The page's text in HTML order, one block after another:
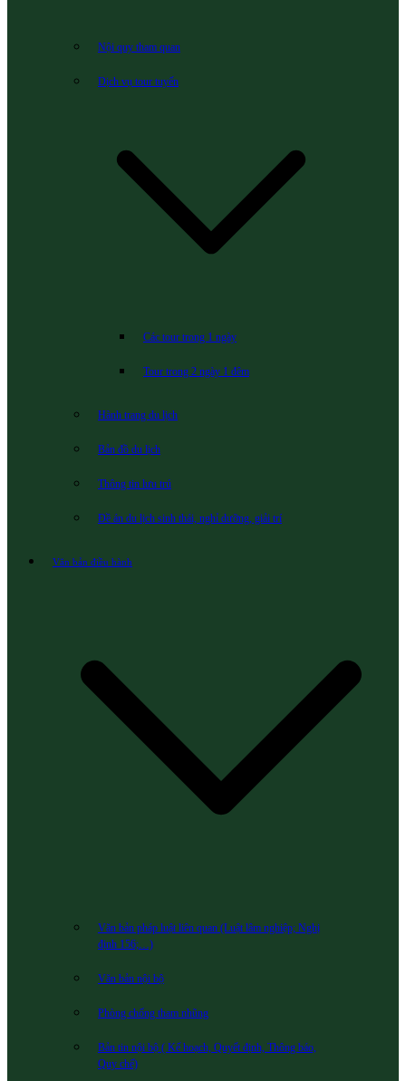
Nội quy tham quan
Dịch vụ tour tuyến
Các tour trong 1 ngày
Tour trong 2 ngày 1 đêm
Hành trang du lịch
Bản đồ du lịch
Thông tin lưu trú
Đề án du lịch sinh thái, nghỉ dưỡng, giải trí
Văn bản điều hành
Văn bản pháp luật liên quan (Luật lâm nghiệp; Nghị
định 156;…)
Văn bản nội bộ
Phòng chống tham nhũng
Bản tin nội bộ ( Kế hoạch, Quyết định, Thông báo,
Quy chế)